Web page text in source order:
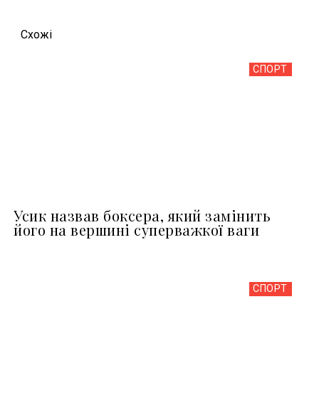
Схожi
СПОРТ
Усик назвав боксера, який замінить
його на вершині суперважкої ваги
СПОРТ